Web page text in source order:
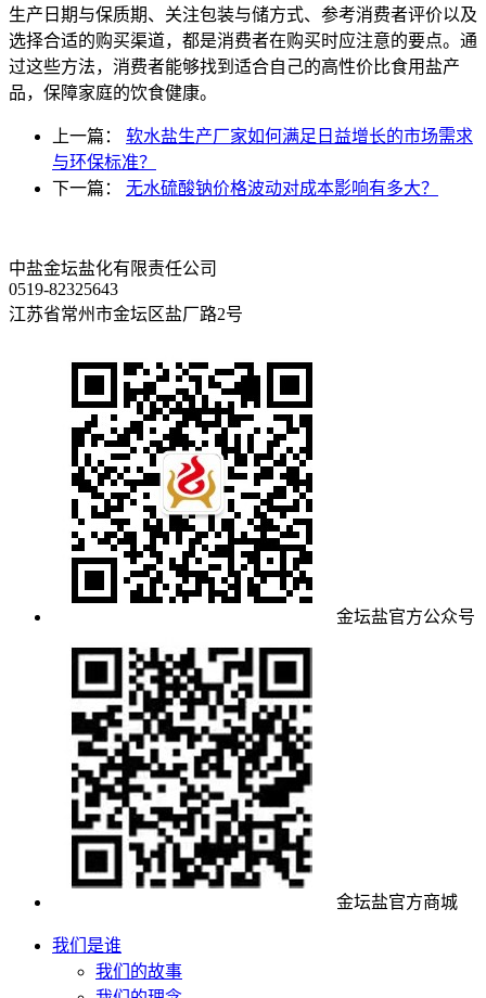
生产日期与保质期、关注包装与储方式、参考消费者评价以及
选择合适的购买渠道，都是消费者在购买时应注意的要点。通
过这些方法，消费者能够找到适合自己的高性价比食用盐产
品，保障家庭的饮食健康。
上一篇： 软水盐生产厂家如何满足日益增长的市场需求
与环保标准？
下一篇： 无水硫酸钠价格波动对成本影响有多大？
中盐金坛盐化有限责任公司
0519-82325643
江苏省常州市金坛区盐厂路2号
金坛盐官方公众号
金坛盐官方商城
我们是谁
我们的故事